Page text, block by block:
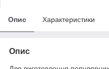
Опис Характеристики
Опис